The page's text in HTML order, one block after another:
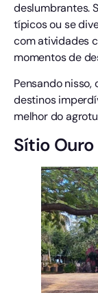
deslumbrantes.
típicos ou se
com atividades
momentos de
Pensando nisso,
destinos
melhor do
Sítio